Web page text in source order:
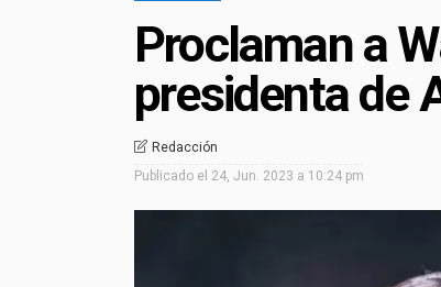
Proclaman a
presidenta de
Redacción
Publicado el 24, Jun. 2023 a 10:24 pm